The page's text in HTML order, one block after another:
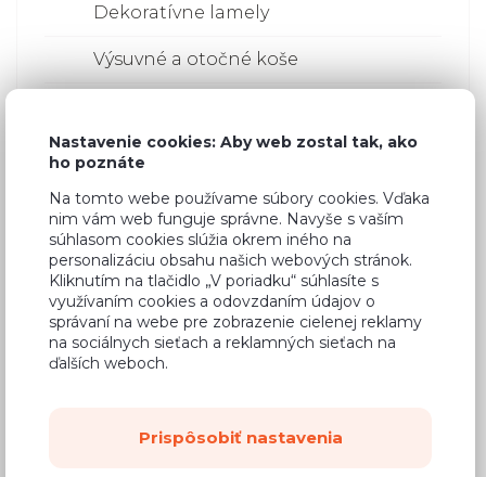
Dekoratívne lamely
Výsuvné a otočné koše
Ostatné príslušenstvo do kuchyne
Police
Varenie
Lesklé
Lakované
Lamino
Nastavenie cookies: Aby web zostal tak, ako
ho poznáte
Na tomto webe používame súbory cookies. Vďaka
nim vám web funguje správne. Navyše s vaším
súhlasom cookies slúžia okrem iného na
personalizáciu obsahu našich webových stránok.
Kliknutím na tlačidlo „V poriadku“ súhlasíte s
využívaním cookies a odovzdaním údajov o
správaní na webe pre zobrazenie cielenej reklamy
na sociálnych sieťach a reklamných sieťach na
ďalších weboch.
Prispôsobiť nastavenia